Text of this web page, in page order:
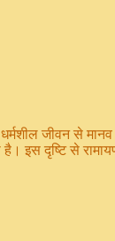
जीवन से
है। इस दृष्टि से